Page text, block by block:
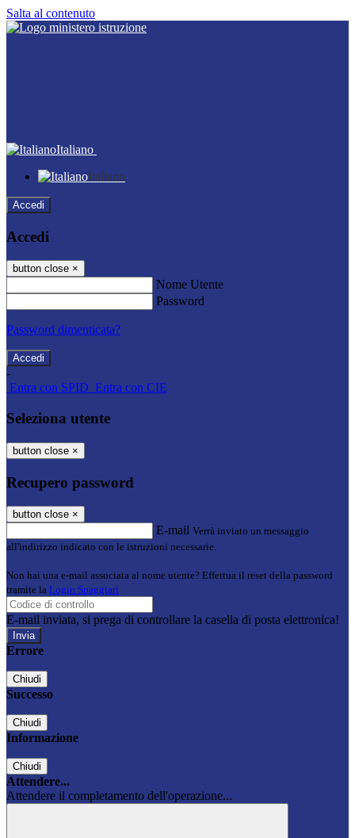
Salta al contenuto
Italiano
Italiano
Accedi
Accedi
button close ×
Nome Utente
Password
Password dimenticata?
-
Entra con SPID Entra con CIE
Seleziona utente
button close ×
Recupero password
button close ×
E-mail Verrà inviato un messaggio
all'indirizzo indicato con le istruzioni necessarie.
Non hai una e-mail associata al nome utente? Effettua il reset della password
tramite la Login Spaggiari
E-mail inviata, si prega di controllare la casella di posta elettronica!
Errore
Chiudi
Successo
Chiudi
Informazione
Chiudi
Attendere...
Attendere il completamento dell'operazione...